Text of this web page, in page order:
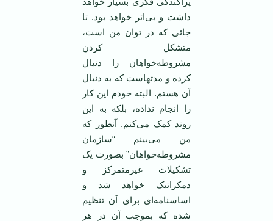
داشت و بی‌اثر خواهد بود. تا
جائی که در توان من است،
متشکل کردن
مشروطه‌خواهان را دنبال
کرده و مدتهاست که به دنبال
آن هستم. البته خودم این کار
را انجام نداده، بلکه به این
روند کمک می‌کنم. آنطور که
من می‌بینم “سازمان
مشروطه‌خواهان” بصورت یک
تشکیلات غیرمتمرکز و
دمکراتیک خواهد شد و
اساسنامه‌ای برای آن تنظیم
شده که بموجب آن در هر